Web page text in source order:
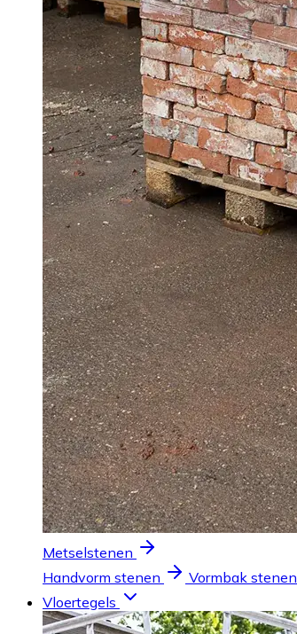
Metselstenen
Handvorm stenen
Vormbak stenen
Vloertegels